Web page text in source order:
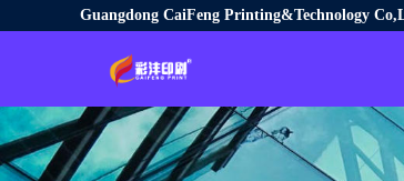
Guangdong CaiFeng Printing&Technology